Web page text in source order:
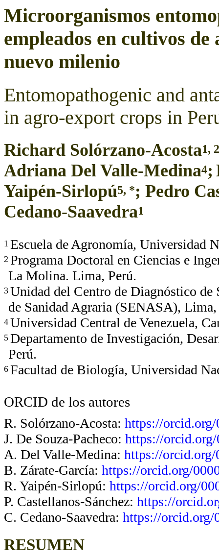
Microorganismos
empleados en cultivos
nuevo milenio
Entomopathogenic and
in agro-export crops in
Richard Solórzano-Acosta1, 2
Adriana Del Valle-Medina4;
Yaipén-Sirlopú5, *; Pedro
Cedano-Saavedra1
1 Escuela de Agronomía, Universidad
2 Programa Doctoral en Ciencias e
La Molina. Lima, Perú.
3 Unidad del Centro de Diagnóstico
de Sanidad Agraria (SENASA), Lima,
4 Universidad Central de Venezuela,
5 Departamento de Investigación,
Perú.
6 Facultad de Biología, Universidad
ORCID de los autores
R. Solórzano-Acosta: https://
J. De Souza-Pacheco: https://
A. Del Valle-Medina: https://orcid.org/
B. Zárate-García: https://orcid.org/
R. Yaipén-Sirlopú: https://orcid.org/
P. Castellanos-Sánchez: https://
C. Cedano-Saavedra: https://orcid.org/
RESUMEN